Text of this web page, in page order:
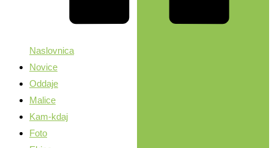
Naslovnica
Novice
Oddaje
Malice
Kam-kdaj
Foto